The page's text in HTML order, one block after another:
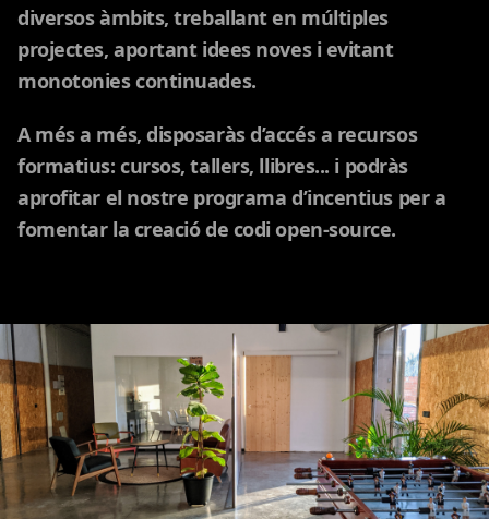
diversos àmbits, treballant en múltiples
projectes, aportant idees noves i evitant
monotonies continuades.
A més a més, disposaràs d’accés a recursos
formatius: cursos, tallers, llibres... i podràs
aprofitar el nostre programa d’incentius per a
fomentar la creació de codi open-source.